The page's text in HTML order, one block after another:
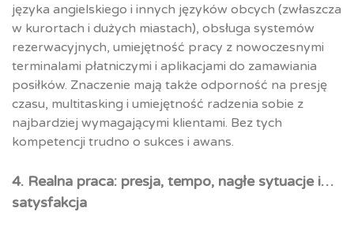
języka angielskiego i innych języków obcych (zwłaszcza
w kurortach i dużych miastach), obsługa systemów
rezerwacyjnych, umiejętność pracy z nowoczesnymi
terminalami płatniczymi i aplikacjami do zamawiania
posiłków. Znaczenie mają także odporność na presję
czasu, multitasking i umiejętność radzenia sobie z
najbardziej wymagającymi klientami. Bez tych
kompetencji trudno o sukces i awans.
4. Realna praca: presja, tempo, nagłe sytuacje i…
satysfakcja